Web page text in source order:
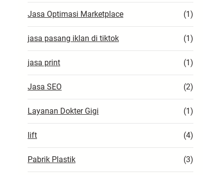
Jasa Optimasi Marketplace (1)
jasa pasang iklan di tiktok (1)
jasa print (1)
Jasa SEO (2)
Layanan Dokter Gigi (1)
lift (4)
Pabrik Plastik (3)